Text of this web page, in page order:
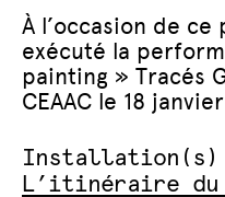
À l’occasion de
exécuté la
painting » Tracés
CEAAC le 18
L’itinéraire du